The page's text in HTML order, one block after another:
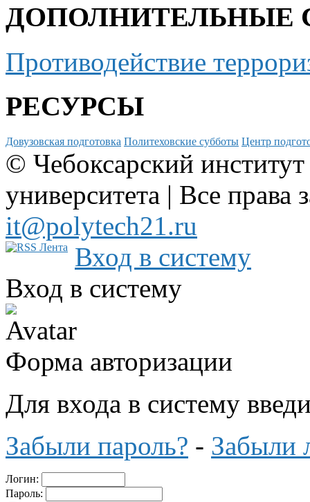
ДОПОЛНИТЕЛЬНЫЕ
Противодействие
РЕСУРСЫ
Довузовская подготовка Политеховские субботы Центр
© Чебоксарский
университета | Все
it@polytech21.ru
Вход в систему
Вход в систему
Форма авторизации
Для входа в систему
Забыли пароль? - Забыли
Логин:
Пароль: